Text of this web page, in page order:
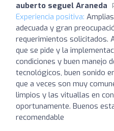
auberto seguel Araneda
Experiencia positiva:
adecuada y gran
requerimientos solicitados.
que se pide y la
condiciones y buen manejo
tecnológicos, buen sonido
que a veces son muy
limpios y las vituallas en
oportunamente. Buenos
recomendable